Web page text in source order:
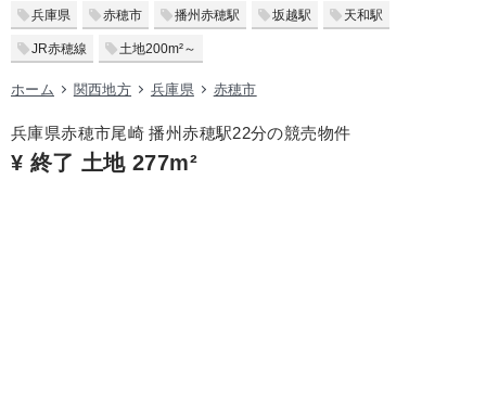
兵庫県 赤穂市 播州赤穂駅 坂越駅 天和駅
JR赤穂線 土地200m²～
ホーム 関西地方 兵庫県 赤穂市
兵庫県赤穂市尾崎 播州赤穂駅22分の競売物件
¥ 終了 土地 277m²